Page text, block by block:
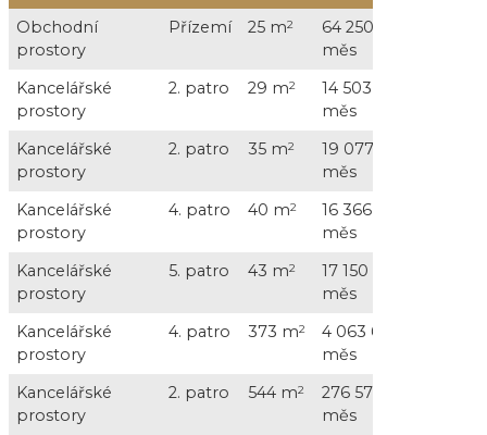
Obchodní
prostory
Přízemí 25 m2
64 250 Kč /
měs
Kancelářské
prostory
2. patro 29 m2
14 503 Kč /
měs
Kancelářské
prostory
2. patro 35 m2
19 077 Kč /
měs
Kancelářské
prostory
4. patro 40 m2
16 366 Kč /
měs
Kancelářské
prostory
5. patro 43 m2
17 150 Kč /
měs
Kancelářské
prostory
4. patro 373 m2
4 063 648 Kč /
měs
Kancelářské
prostory
2. patro 544 m2
276 575 Kč /
měs